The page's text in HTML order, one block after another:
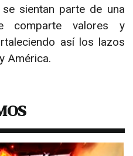
sientan parte de una
comparte valores y
así los lazos
América.